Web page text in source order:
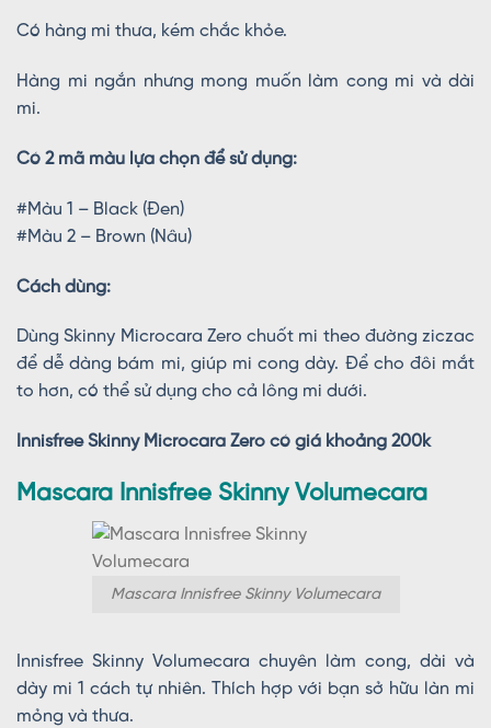
Có hàng mi thưa, kém chắc khỏe.
Hàng mi ngắn nhưng mong muốn làm cong mi và dài
mi.
Có 2 mã màu lựa chọn để sử dụng:
#Màu 1 – Black (Đen)
#Màu 2 – Brown (Nâu)
Cách dùng:
Dùng Skinny Microcara Zero chuốt mi theo đường ziczac
để dễ dàng bám mi, giúp mi cong dày. Để cho đôi mắt
to hơn, có thể sử dụng cho cả lông mi dưới.
Innisfree Skinny Microcara Zero có giá khoảng 200k
Mascara Innisfree Skinny Volumecara
Mascara Innisfree Skinny Volumecara
Innisfree Skinny Volumecara chuyên làm cong, dài và
dày mi 1 cách tự nhiên. Thích hợp với bạn sở hữu làn mi
mỏng và thưa.